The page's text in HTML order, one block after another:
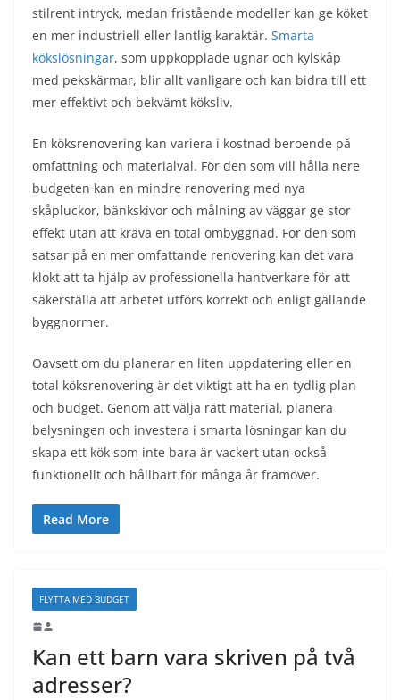
stilrent intryck, medan fristående modeller kan ge köket
en mer industriell eller lantlig karaktär. Smarta
kökslösningar, som uppkopplade ugnar och kylskåp
med pekskärmar, blir allt vanligare och kan bidra till ett
mer effektivt och bekvämt köksliv.
En köksrenovering kan variera i kostnad beroende på
omfattning och materialval. För den som vill hålla nere
budgeten kan en mindre renovering med nya
skåpluckor, bänkskivor och målning av väggar ge stor
effekt utan att kräva en total ombyggnad. För den som
satsar på en mer omfattande renovering kan det vara
klokt att ta hjälp av professionella hantverkare för att
säkerställa att arbetet utförs korrekt och enligt gällande
byggnormer.
Oavsett om du planerar en liten uppdatering eller en
total köksrenovering är det viktigt att ha en tydlig plan
och budget. Genom att välja rätt material, planera
belysningen och investera i smarta lösningar kan du
skapa ett kök som inte bara är vackert utan också
funktionellt och hållbart för många år framöver.
Read More
FLYTTA MED BUDGET
Kan ett barn vara skriven på två
adresser?